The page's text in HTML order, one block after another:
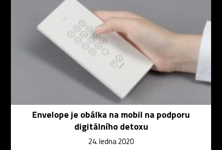
Envelope je obálka na mobil na podporu
digitálního detoxu
24. ledna 2020